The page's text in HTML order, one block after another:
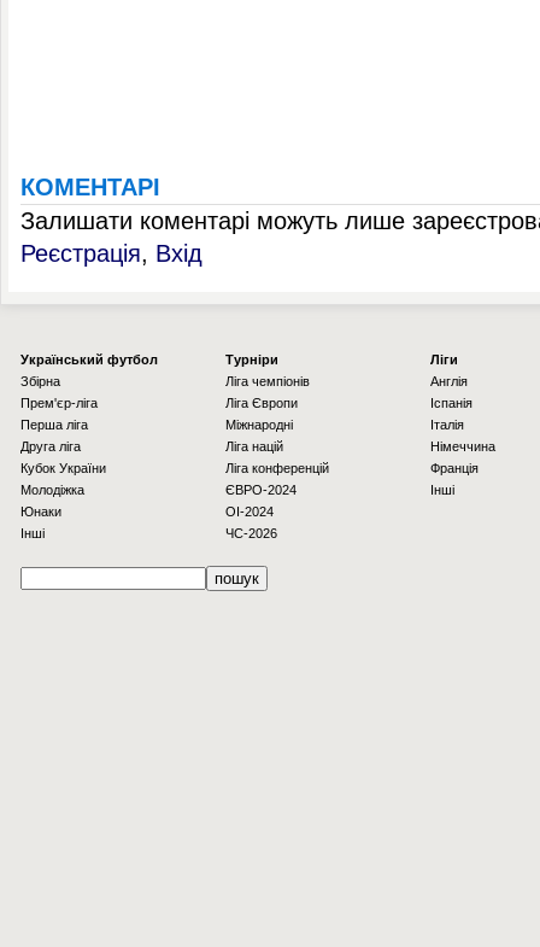
КОМЕНТАРІ
Залишати коментарі можуть лише
Реєстрація, Вхід
Українcький футбол
Збірна
Прем'єр-ліга
Перша ліга
Друга ліга
Кубок України
Молодіжка
Юнаки
Інші
Турніри
Ліга чемпіонів
Ліга Європи
Міжнародні
Ліга націй
Ліга конференцій
ЄВРО-2024
OI-2024
ЧС-2026
Ліги
Англія
Іспанія
Італія
Німеччина
Франція
Інші